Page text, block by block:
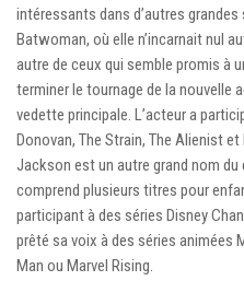
intéressants dans d’autres
Batwoman, où elle n’incarnait nul
autre de ceux qui semble promis à
terminer le tournage de la nouvelle
vedette principale. L’acteur a
Donovan, The Strain, The Alienist
Jackson est un autre grand nom
comprend plusieurs titres pour
participant à des séries Disney
prêté sa voix à des séries animées
Man ou Marvel Rising.